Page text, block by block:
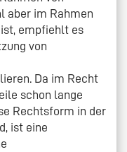
aber im Rahmen
empfiehlt es
von
Da im Recht
schon lange
Rechtsform in der
ist eine